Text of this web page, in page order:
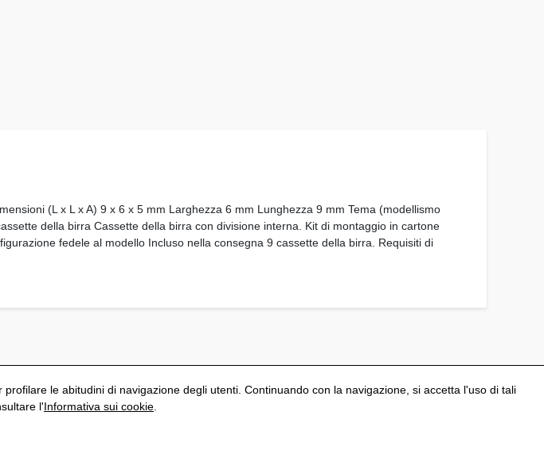
(L x L x A) 9 x 6 x 5 mm Larghezza 6 mm Lunghezza 9 mm Tema (modellismo
della birra Cassette della birra con divisione interna. Kit di montaggio in cartone
fedele al modello Incluso nella consegna 9 cassette della birra. Requisiti di
le abitudini di navigazione degli utenti. Continuando con la navigazione, si accetta l'uso di tali
l'Informativa sui cookie